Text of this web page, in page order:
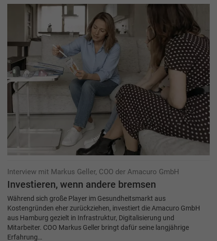
Interview mit Markus Geller, COO der Amacuro GmbH
Investieren, wenn andere bremsen
Während sich große Player im Gesundheitsmarkt aus
Kostengründen eher zurückziehen, investiert die Amacuro GmbH
aus Hamburg gezielt in Infrastruktur, Digitalisierung und
Mitarbeiter. COO Markus Geller bringt dafür seine langjährige
Erfahrung…